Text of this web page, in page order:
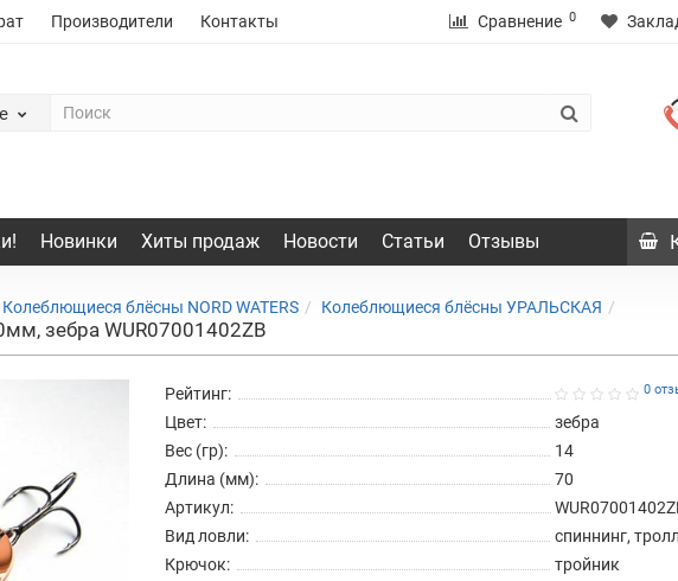
Производители Контакты Сравнение 0
Новинки Хиты продаж Новости Статьи Отзывы
Колеблющиеся блёсны NORD WATERS Колеблющиеся блёсны УРАЛЬСКАЯ
зебра WUR07001402ZB
Рейтинг: 0
Цвет:
зебра
Вес (гр):
14
Длина (мм):
70
Артикул:
Вид ловли:
спиннинг,
Крючок:
тройник